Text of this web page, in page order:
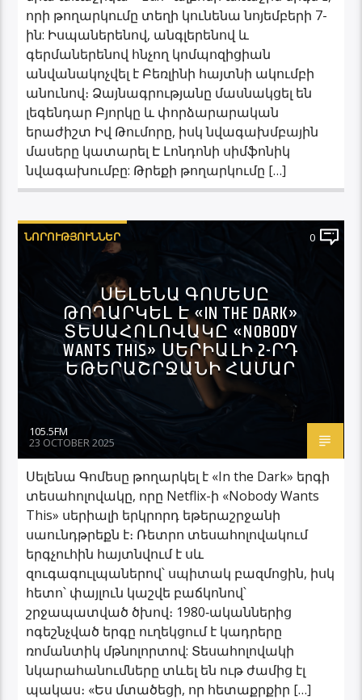
որի թողարկումը տեղի կունենա նոյեմբերի 7-
ին: Իսպաներենով, անգլերենով և
գերմաներենով հնչող կոմպոզիցիան
անվանակոչվել է Բեռլինի հայտնի ակումբի
անունով։ Ձայնագրությանը մասնակցել են
լեգենդար Բյորկը և փորձարարական
երաժիշտ Իվ Թումորը, իսկ նվագախմբային
մասերը կատարել Է Լոնդոնի սիմֆոնիկ
նվագախումբը: Թրեքի թողարկումը […]
ՆՈՐՈՒԹՅՈՒՆՆԵՐ 0
ՍԵԼԵՆԱ ԳՈՄԵՍԸ
ԹՈՂԱՐԿԵԼ Է «IN THE DARK»
ՏԵՍԱՀՈԼՈՎԱԿԸ «NOBODY
WANTS THIS» ՍԵՐԻԱԼԻ 2-ՐԴ
ԵԹԵՐԱՇՐՋԱՆԻ ՀԱՄԱՐ
105.5FM
23 OCTOBER 2025
Սելենա Գոմեսը թողարկել է «In the Dark» երգի
տեսահոլովակը, որը Netflix-ի «Nobody Wants
This» սերիալի երկրորդ եթերաշրջանի
սաունդթրեքն է։ Ռետրո տեսահոլովակում
երգչուհին հայտնվում է սև
զուգագուլպաներով՝ սպիտակ բազմոցին, իսկ
հետո՝ փայլուն կաշվե բաճկոնով՝
շրջապատված ծխով։ 1980‑ականներից
ոգեշնչված երգը ուղեկցում է կադրերը
ռոմանտիկ մթնոլորտով: Տեսահոլովակի
նկարահանումները տևել են ութ ժամից էլ
պակաս։ «Ես մտածեցի, որ հետաքրքիր […]